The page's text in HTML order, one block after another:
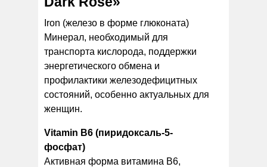
Iron (железо в форме глюконата)
Минерал, необходимый для
транспорта кислорода, поддержки
энергетического обмена и
профилактики железодефицитных
состояний, особенно актуальных для
женщин.
Vitamin B6 (пиридоксаль-5-
фосфат)
Активная форма витамина B6,